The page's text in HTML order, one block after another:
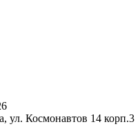
ул. Космонавтов 14 корп.3